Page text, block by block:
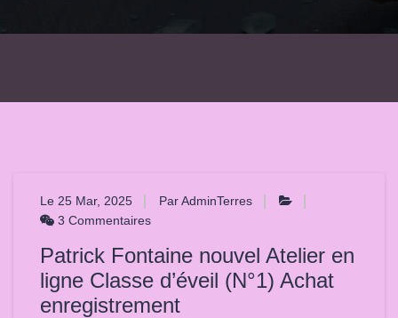
Le 25 Mar, 2025
Par AdminTerres
3 Commentaires
Patrick Fontaine nouvel Atelier en
ligne Classe d’éveil (N°1) Achat
enregistrement